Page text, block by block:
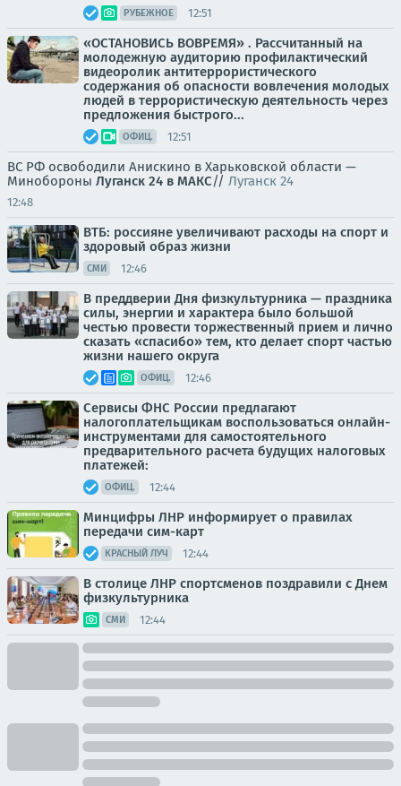
РУБЕЖНОЕ 12:51
«ОСТАНОВИСЬ ВОВРЕМЯ» . Рассчитанный на
молодежную аудиторию профилактический
видеоролик антитеррористического
содержания об опасности вовлечения молодых
людей в террористическую деятельность через
предложения быстрого...
ОФИЦ. 12:51
ВС РФ освободили Анискино в Харьковской области —
Минобороны Луганск 24 в МАКС// Луганск 24
12:48
ВТБ: россияне увеличивают расходы на спорт и
здоровый образ жизни
СМИ 12:46
В преддверии Дня физкультурника — праздника
силы, энергии и характера было большой
честью провести торжественный прием и лично
сказать «спасибо» тем, кто делает спорт частью
жизни нашего округа
ОФИЦ. 12:46
Сервисы ФНС России предлагают
налогоплательщикам воспользоваться онлайн-
инструментами для самостоятельного
предварительного расчета будущих налоговых
платежей:
ОФИЦ. 12:44
Минцифры ЛНР информирует о правилах
передачи сим-карт
КРАСНЫЙ ЛУЧ 12:44
В столице ЛНР спортсменов поздравили с Днем
физкультурника
СМИ 12:44